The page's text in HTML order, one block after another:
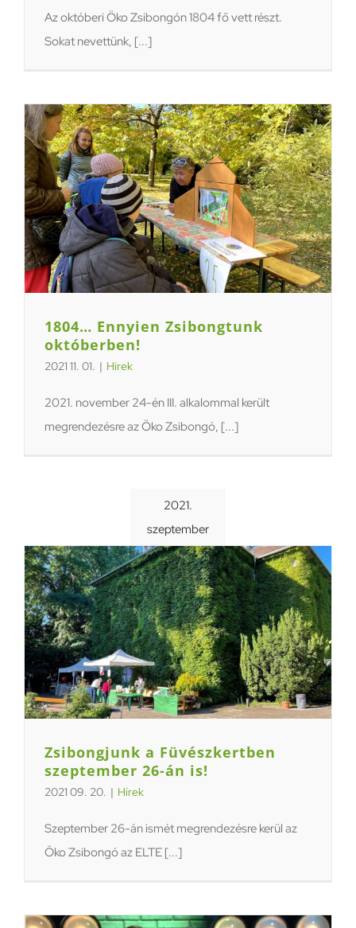
Az októberi Öko Zsibongón 1804 fő vett részt.
Sokat nevettünk, [...]
1804… Ennyien Zsibongtunk
októberben!
2021 11. 01. | Hírek
2021. november 24-én III. alkalommal került
megrendezésre az Öko Zsibongó, [...]
2021.
szeptember
Zsibongjunk a Füvészkertben
szeptember 26-án is!
2021 09. 20. | Hírek
Szeptember 26-án ismét megrendezésre kerül az
Öko Zsibongó az ELTE [...]